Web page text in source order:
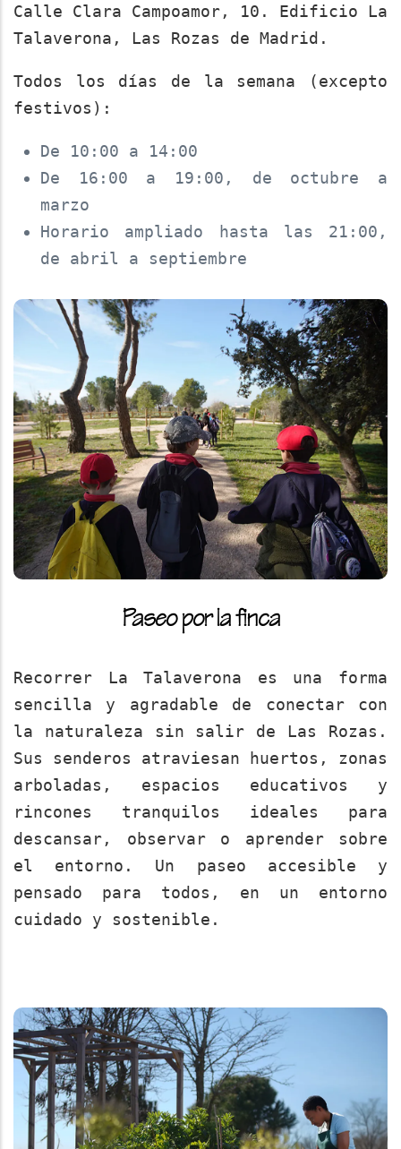
Calle Clara Campoamor, 10. Edificio La
Talaverona, Las Rozas de Madrid.
Todos los días de la semana (excepto
festivos):
De 10:00 a 14:00
De 16:00 a 19:00, de octubre a
marzo
Horario ampliado hasta las 21:00,
de abril a septiembre
Paseo por la finca
Recorrer La Talaverona es una forma
sencilla y agradable de conectar con
la naturaleza sin salir de Las Rozas.
Sus senderos atraviesan huertos, zonas
arboladas, espacios educativos y
rincones tranquilos ideales para
descansar, observar o aprender sobre
el entorno. Un paseo accesible y
pensado para todos, en un entorno
cuidado y sostenible.